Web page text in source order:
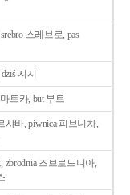
스레브로, pas
지시
마트카, but 부트
샤바, piwnica 피브니차,
zbrodnia 즈브로드니아,